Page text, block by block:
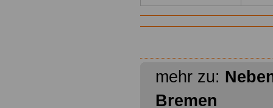
mehr zu:
Bremen